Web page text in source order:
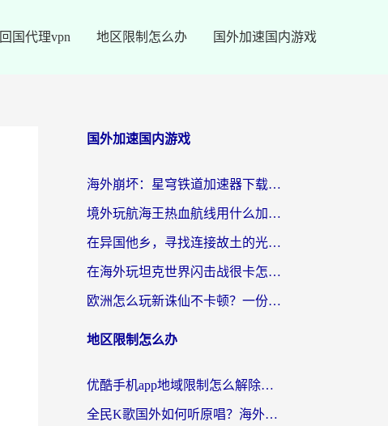
回国代理vpn 地区限制怎么办 国外加速国内游戏
国外加速国内游戏
海外崩坏：星穹铁道加速器下载安装：一份给游子的终极网络指南
境外玩航海王热血航线用什么加速器？2026海外玩家实测最优方案（附欧洲问道堡垒前线加速技巧）
在异国他乡，寻找连接故土的光明大陆免费加速器
在海外玩坦克世界闪击战很卡怎么办？老玩家亲测有效的加速器选择指南
欧洲怎么玩新诛仙不卡顿？一份给海外游子的国服游戏畅玩指南
地区限制怎么办
优酷手机app地域限制怎么解除？海外党亲测有效的追剧方案
全民K歌国外如何听原唱？海外党亲测有效的回国加速器选择指南